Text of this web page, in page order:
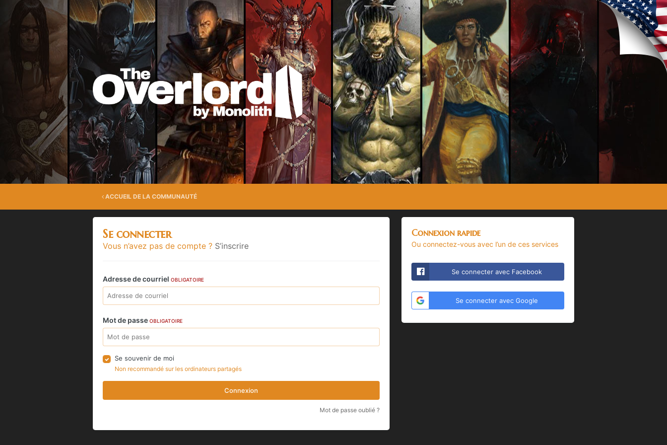
ACCUEIL DE LA COMMUNAUTÉ
Se connecter
Vous n’avez pas de compte ? S’inscrire
Adresse de courriel OBLIGATOIRE
Mot de passe OBLIGATOIRE
Se souvenir de moi
Non recommandé sur les ordinateurs partagés
Connexion
Mot de passe oublié ?
Connexion rapide
Ou connectez-vous avec l’un de ces services
Se connecter avec Facebook
Se connecter avec Google